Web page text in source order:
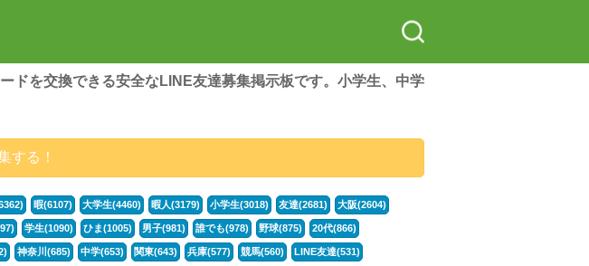
ドを交換できる安全なLINE友達募集掲示板です。小学生、中学
する！
暇(6107) 大学生(4460) 暇人(3179) 小学生(3018) 友達(2681) 大阪(2604)
学生(1090) ひま(1005) 男子(981) 誰でも(978) 野球(875) 20代(866)
神奈川(685) 中学(653) 関東(643) 兵庫(577) 競馬(560) LINE友達(531)